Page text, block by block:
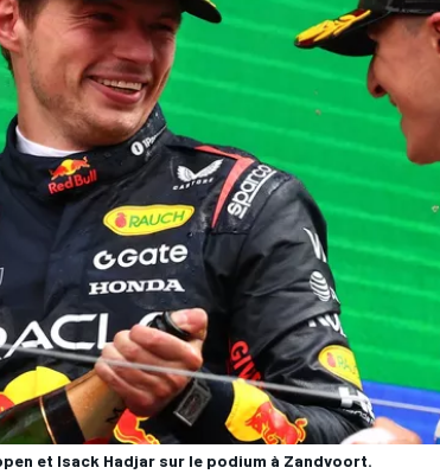
et Isack Hadjar sur le podium à Zandvoort.